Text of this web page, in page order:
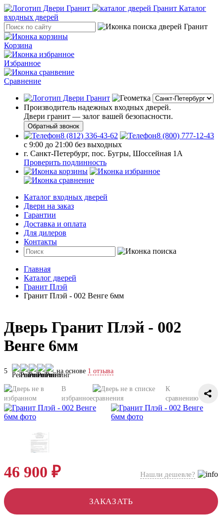
Каталог
входных дверей
Корзина
Избранное
Сравнение
Производитель надежных входных дверей.
Двери гранит — залог вашей безопасности.
Обратный звонок
8 (812) 336-43-62
8 (800) 777-12-43
с 9:00 до 21:00 без выходных
г. Санкт-Петербург, пос. Бугры, Шоссейная 1А
Проверить подлинность
Каталог входных дверей
Двери на заказ
Гарантии
Доставка и оплата
Для дилеров
Контакты
Главная
Каталог дверей
Гранит Плэй
Гранит Плэй - 002 Венге 6мм
Дверь Гранит Плэй - 002
Венге 6мм
5 на основе 1 отзыва
В
избранное
К
сравнению
46 900 ₽ Нашли дешевле?
ЗАКАЗАТЬ